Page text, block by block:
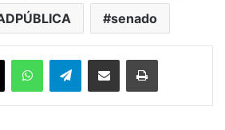
senado
X WhatsAppTelegramEnviar vía email Imprimir